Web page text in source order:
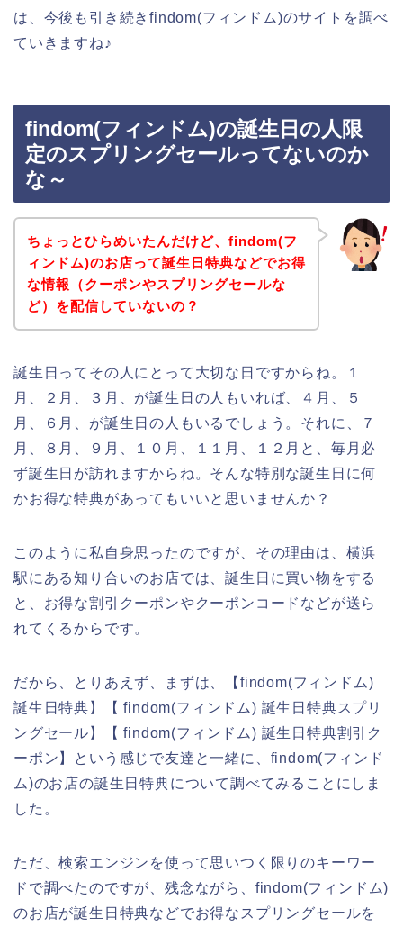
は、今後も引き続きfindom(フィンドム)のサイトを調べ
ていきますね♪
findom(フィンドム)の誕生日の人限
定のスプリングセールってないのか
な～
ちょっとひらめいたんだけど、findom(フ
ィンドム)のお店って誕生日特典などでお得
な情報（クーポンやスプリングセールな
ど）を配信していないの？
誕生日ってその人にとって大切な日ですからね。１
月、２月、３月、が誕生日の人もいれば、４月、５
月、６月、が誕生日の人もいるでしょう。それに、７
月、８月、９月、１０月、１１月、１２月と、毎月必
ず誕生日が訪れますからね。そんな特別な誕生日に何
かお得な特典があってもいいと思いませんか？
このように私自身思ったのですが、その理由は、横浜
駅にある知り合いのお店では、誕生日に買い物をする
と、お得な割引クーポンやクーポンコードなどが送ら
れてくるからです。
だから、とりあえず、まずは、【findom(フィンドム)
誕生日特典】【 findom(フィンドム) 誕生日特典スプリ
ングセール】【 findom(フィンドム) 誕生日特典割引ク
ーポン】という感じで友達と一緒に、findom(フィンド
ム)のお店の誕生日特典について調べてみることにしま
した。
ただ、検索エンジンを使って思いつく限りのキーワー
ドで調べたのですが、残念ながら、findom(フィンドム)
のお店が誕生日特典などでお得なスプリングセールを